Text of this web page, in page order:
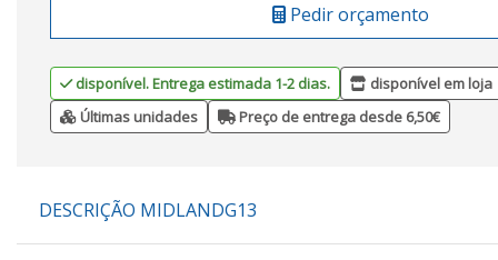
Pedir orçamento
disponível. Entrega estimada 1-2 dias.
disponível em loja
Últimas unidades
Preço de entrega desde 6,50€
DESCRIÇÃO MIDLANDG13